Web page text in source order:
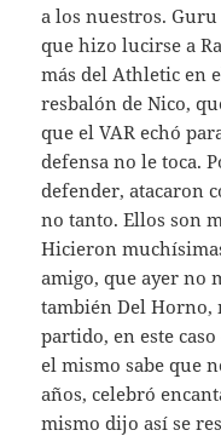
a los nuestros.
que hizo lucirse a
más del Athletic en
resbalón de Nico,
que el VAR echó
defensa no le toca.
defender, atacaron
no tanto. Ellos son
Hicieron
amigo, que ayer no
también Del Horno,
partido, en este
el mismo sabe que
años, celebró
mismo dijo así se